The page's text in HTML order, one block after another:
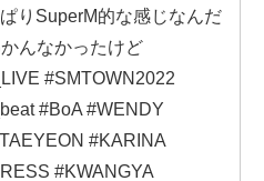
りSuperM的な感じなんだ
んなかったけど
#SMTOWN2022
#BoA #WENDY
#KARINA
#KWANGYA